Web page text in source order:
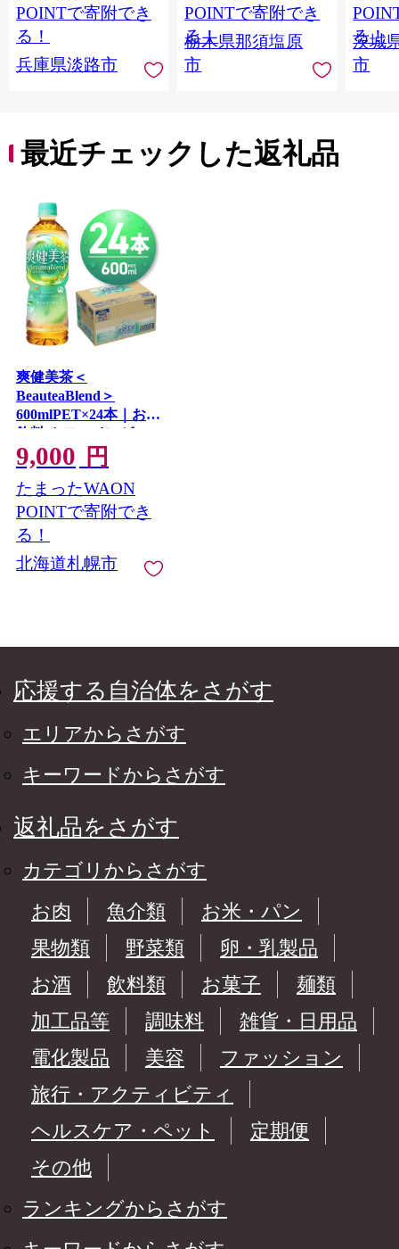
POINTで寄附でき
る！
兵庫県淡路市
ステロール】
POINTで寄附でき
る！
栃木県那須塩原
市
ンド
庫 ド
入れし
アタイ
る！
茨城
市
最近チェックした返礼品
爽健美茶＜
BeauteaBlend＞
600mlPET×24本｜お茶
飲料 カフェインゼロ
ペットボトル ソフト
ドリンク 札幌工場製
造 札幌市
9,000 円
たまったWAON
POINTで寄附でき
る！
北海道札幌市
応援する自治体をさがす
エリアからさがす
キーワードからさがす
返礼品をさがす
カテゴリからさがす
お肉
魚介類
お米・パン
果物類
野菜類
卵・乳製品
お酒
飲料類 お菓子
麺類
加工品等
調味料
雑貨・日用品
電化製品
美容
ファッション
旅行・アクティビティ
ヘルスケア・ペット
定期便
その他
ランキングからさがす